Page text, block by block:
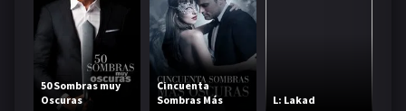
50 Sombras muy
Oscuras
Cincuenta
Sombras Más
L: Lakad